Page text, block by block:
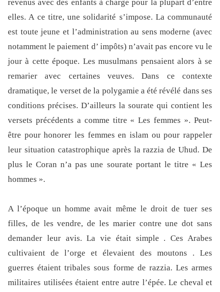
revenus avec des enfants à charge pour la plupart d’entre
elles. A ce titre, une solidarité s’impose. La communauté
est toute jeune et l’administration au sens moderne (avec
notamment le paiement d’ impôts) n’avait pas encore vu le
jour à cette époque. Les musulmans pensaient alors à se
remarier avec certaines veuves. Dans ce contexte
dramatique, le verset de la polygamie a été révélé dans ses
conditions précises. D’ailleurs la sourate qui contient les
versets précédents a comme titre « Les femmes ». Peut-
être pour honorer les femmes en islam ou pour rappeler
leur situation catastrophique après la razzia de Uhud. De
plus le Coran n’a pas une sourate portant le titre « Les
hommes ».
A l’époque un homme avait même le droit de tuer ses
filles, de les vendre, de les marier contre une dot sans
demander leur avis. La vie était simple . Ces Arabes
cultivaient de l’orge et élevaient des moutons . Les
guerres étaient tribales sous forme de razzia. Les armes
militaires utilisées étaient entre autre l’épée. Le cheval et